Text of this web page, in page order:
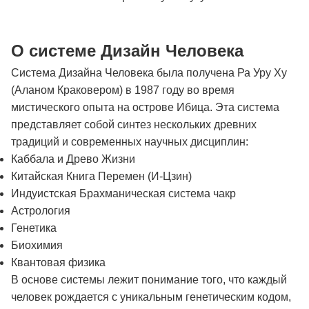
О системе Дизайн Человека
Система Дизайна Человека была получена Ра Уру Ху
(Аланом Краковером) в 1987 году во время
мистического опыта на острове Ибица. Эта система
представляет собой синтез нескольких древних
традиций и современных научных дисциплин:
Каббала и Древо Жизни
Китайская Книга Перемен (И-Цзин)
Индуистская Брахманическая система чакр
Астрология
Генетика
Биохимия
Квантовая физика
В основе системы лежит понимание того, что каждый
человек рождается с уникальным генетическим кодом,